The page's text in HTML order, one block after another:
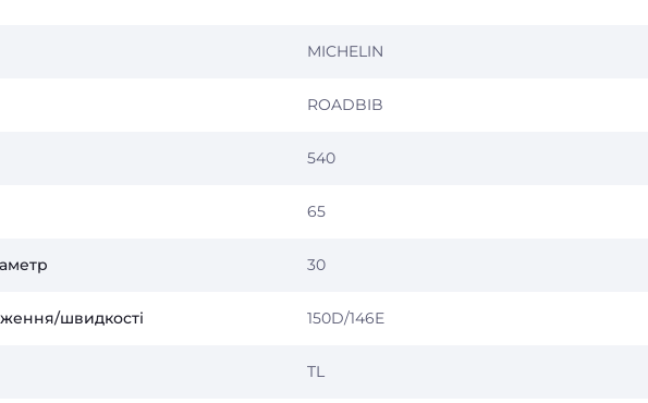
MICHELIN
ROADBIB
540
65
30
швидкості 150D/146E
TL